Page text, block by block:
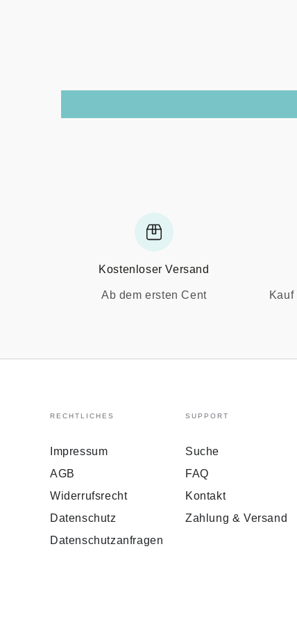
Kostenloser Versand
Ab dem ersten Cent
RECHTLICHES
Impressum
AGB
Widerrufsrecht
Datenschutz
Datenschutzanfragen
SUPPORT
Suche
FAQ
Kontakt
Zahlung & Versand